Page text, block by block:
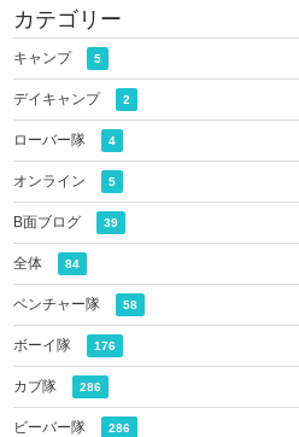
カテゴリー
キャンプ 5
デイキャンプ 2
ローバー隊 4
オンライン 5
B面ブログ 39
全体 84
ベンチャー隊 58
ボーイ隊 176
カブ隊 286
ビーバー隊 286